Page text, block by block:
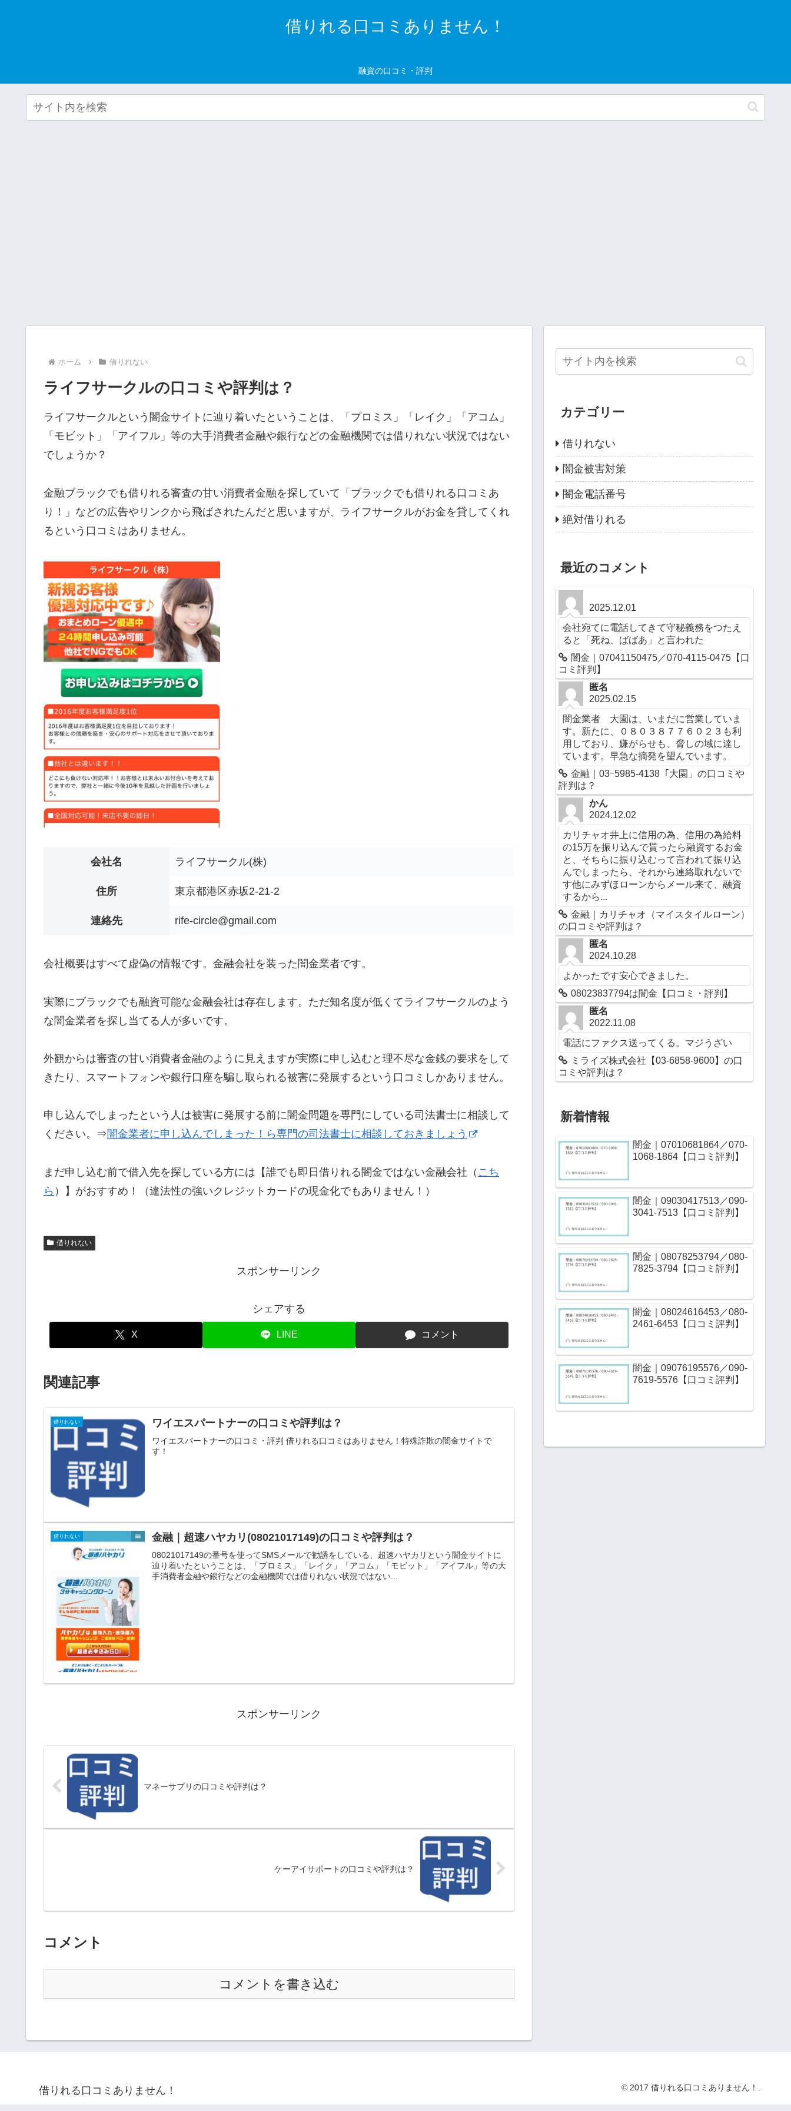
借りれる口コミありません！
融資の口コミ・評判
ホーム 借りれない
ライフサークルの口コミや評判は？
ライフサークルという闇金サイトに辿り着いたということは、「プロミス」「レイク」「アコム」
「モビット」「アイフル」等の大手消費者金融や銀行などの金融機関では借りれない状況ではない
でしょうか？
金融ブラックでも借りれる審査の甘い消費者金融を探していて「ブラックでも借りれる口コミあ
り！」などの広告やリンクから飛ばされたんだと思いますが、ライフサークルがお金を貸してくれ
るという口コミはありません。
会社名 ライフサークル(株)
住所 東京都港区赤坂2-21-2
連絡先 rife-circle@gmail.com
会社概要はすべて虚偽の情報です。金融会社を装った闇金業者です。
実際にブラックでも融資可能な金融会社は存在します。ただ知名度が低くてライフサークルのよう
な闇金業者を探し当てる人が多いです。
外観からは審査の甘い消費者金融のように見えますが実際に申し込むと理不尽な金銭の要求をして
きたり、スマートフォンや銀行口座を騙し取られる被害に発展するという口コミしかありません。
申し込んでしまったという人は被害に発展する前に闇金問題を専門にしている司法書士に相談して
ください。⇒闇金業者に申し込んでしまった！ら専門の司法書士に相談しておきましょう
まだ申し込む前で借入先を探している方には【誰でも即日借りれる闇金ではない金融会社（ こち
ら ）】がおすすめ！（違法性の強いクレジットカードの現金化でもありません！）
借りれない
スポンサーリンク
シェアする
X LINE コメント
関連記事
借りれない ワイエスパートナーの口コミや評判は？
ワイエスパートナーの口コミ・評判 借りれる口コミはありません！特殊詐欺の闇金サイトで
す！
借りれない 金融｜超速ハヤカリ(08021017149)の口コミや評判は？
08021017149の番号を使ってSMSメールで勧誘をしている、超速ハヤカリという闇金サイトに
辿り着いたということは、「プロミス」「レイク」「アコム」「モビット」「アイフル」等の大
手消費者金融や銀行などの金融機関では借りれない状況ではない...
スポンサーリンク
マネーサプリの口コミや評判は？
ケーアイサポートの口コミや評判は？
コメント
コメントを書き込む
カテゴリー
借りれない
闇金被害対策
闇金電話番号
絶対借りれる
最近のコメント
2025.12.01
会社宛てに電話してきて守秘義務をつたえ
ると「死ね、ばばあ」と言われた
闇金｜07041150475／070-4115-0475【口
コミ評判】
匿名
2025.02.15
闇金業者 大園は、いまだに営業していま
す。新たに、０８０３８７７６０２３も利
用しており、嫌がらせも、脅しの域に達し
ています。早急な摘発を望んでいます。
金融｜03ｰ5985-4138「大園」の口コミや
評判は？
かん
2024.12.02
カリチャオ井上に信用の為、信用の為給料
の15万を振り込んで貰ったら融資するお金
と、そちらに振り込むって言われて振り込
んでしまったら、それから連絡取れないで
す他にみずほローンからメール来て、融資
するから...
金融｜カリチャオ（マイスタイルローン）
の口コミや評判は？
匿名
2024.10.28
よかったです安心できました。
08023837794は闇金【口コミ・評判】
匿名
2022.11.08
電話にファクス送ってくる。マジうざい
ミライズ株式会社【03-6858-9600】の口
コミや評判は？
新着情報
闇金｜07010681864／070-
1068-1864【口コミ評判】
闇金｜09030417513／090-
3041-7513【口コミ評判】
闇金｜08078253794／080-
7825-3794【口コミ評判】
闇金｜08024616453／080-
2461-6453【口コミ評判】
闇金｜09076195576／090-
7619-5576【口コミ評判】
借りれる口コミありません！ © 2017 借りれる口コミありません！.